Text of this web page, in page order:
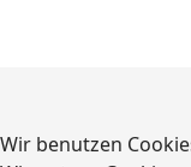
Wir benutzen